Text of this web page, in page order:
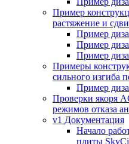
Пример
растяжение и
Пример
Пример
Пример
Примеры
сильного изгиба
Пример
Проверки якоря
режимов отказа
v1 Документация
Начало
плиты